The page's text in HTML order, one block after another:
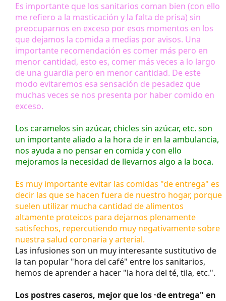
Es importante que los sanitarios coman bien (con ello
me refiero a la masticación y la falta de prisa) sin
preocuparnos en exceso por esos momentos en los
que dejamos la comida a medias por avisos. Una
importante recomendación es comer más pero en
menor cantidad, esto es, comer más veces a lo largo
de una guardia pero en menor cantidad. De este
modo evitaremos esa sensación de pesadez que
muchas veces se nos presenta por haber comido en
exceso.
Los caramelos sin azúcar, chicles sin azúcar, etc. son
un importante aliado a la hora de ir en la ambulancia,
nos ayuda a no pensar en comida y con ello
mejoramos la necesidad de llevarnos algo a la boca.
Es muy importante evitar las comidas "de entrega" es
decir las que se hacen fuera de nuestro hogar, porque
suelen utilizar mucha cantidad de alimentos
altamente proteicos para dejarnos plenamente
satisfechos, repercutiendo muy negativamente sobre
nuestra salud coronaria y arterial.
Las infusiones son un muy interesante sustitutivo de
la tan popular "hora del café" entre los sanitarios,
hemos de aprender a hacer "la hora del té, tila, etc.".
Los postres caseros, mejor que los ·de entrega" en